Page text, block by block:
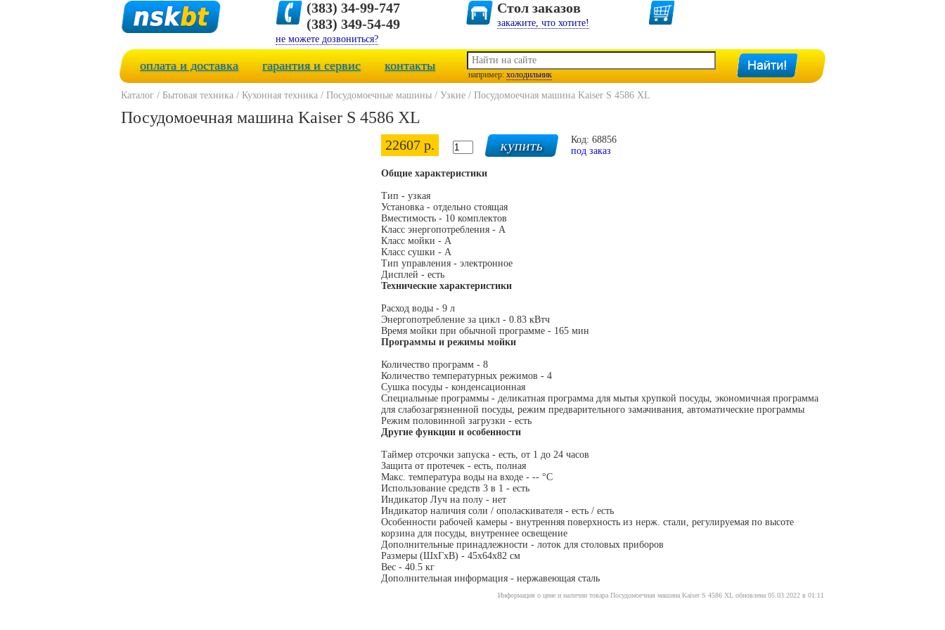
(383) 34-99-747
(383) 349-54-49
не можете дозвониться?
Стол заказов
закажите, что хотите!
оплата и доставка гарантия и сервис контакты
например: холодильник
Каталог / Бытовая техника / Кухонная техника / Посудомоечные машины / Узкие / Посудомоечная машина Kaiser S 4586 XL
Посудомоечная машина Kaiser S 4586 XL
22607 р.
Код: 68856
под заказ
Общие характеристики
Тип - узкая
Установка - отдельно стоящая
Вместимость - 10 комплектов
Класс энергопотребления - A
Класс мойки - A
Класс сушки - A
Тип управления - электронное
Дисплей - есть
Технические характеристики
Расход воды - 9 л
Энергопотребление за цикл - 0.83 кВтч
Время мойки при обычной программе - 165 мин
Программы и режимы мойки
Количество программ - 8
Количество температурных режимов - 4
Сушка посуды - конденсационная
Специальные программы - деликатная программа для мытья хрупкой посуды, экономичная программа
для слабозагрязненной посуды, режим предварительного замачивания, автоматические программы
Режим половинной загрузки - есть
Другие функции и особенности
Таймер отсрочки запуска - есть, от 1 до 24 часов
Защита от протечек - есть, полная
Макс. температура воды на входе - -- °C
Использование средств 3 в 1 - есть
Индикатор Луч на полу - нет
Индикатор наличия соли / ополаскивателя - есть / есть
Особенности рабочей камеры - внутренняя поверхность из нерж. стали, регулируемая по высоте
корзина для посуды, внутреннее освещение
Дополнительные принадлежности - лоток для столовых приборов
Размеры (ШхГхВ) - 45x64x82 см
Вес - 40.5 кг
Дополнительная информация - нержавеющая сталь
Информация о цене и наличии товара Посудомоечная машина Kaiser S 4586 XL обновлена 05.03.2022 в 01:11